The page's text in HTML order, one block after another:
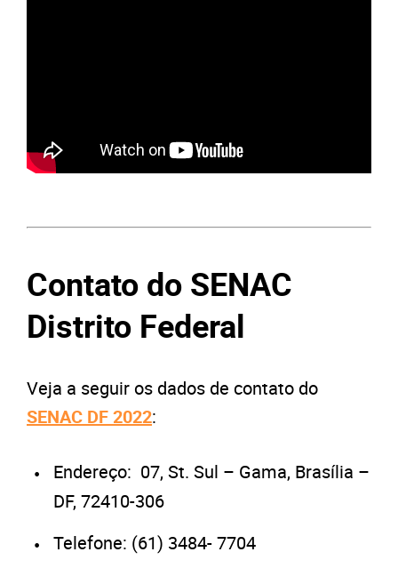
Contato do SENAC
Distrito Federal
Veja a seguir os dados de contato do
SENAC DF 2022:
Endereço: 07, St. Sul – Gama, Brasília –
DF, 72410-306
Telefone: (61) 3484- 7704